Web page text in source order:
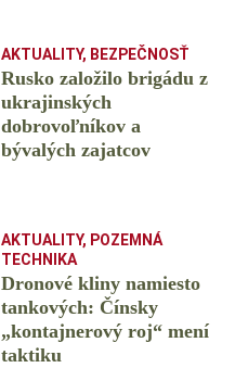
AKTUALITY, BEZPEČNOSŤ
Rusko založilo brigádu z
ukrajinských
dobrovoľníkov a
bývalých zajatcov
AKTUALITY, POZEMNÁ
TECHNIKA
Dronové kliny namiesto
tankových: Čínsky
️„kontajnerový roj“ mení
taktiku